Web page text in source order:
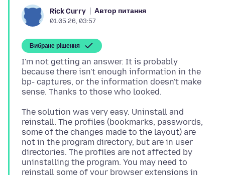
Rick Curry Автор питання
01.05.26, 03:57
Вибране рішення
I'm not getting an answer. It is probably
because there isn't enough information in the
bp- captures, or the information doesn't make
The solution was very easy. Uninstall and
reinstall. The profiles (bookmarks, passwords,
some of the changes made to the layout) are
not in the program directory, but are in user
directories. The profiles are not affected by
uninstalling the program. You may need to
reinstall some of your browser extensions in